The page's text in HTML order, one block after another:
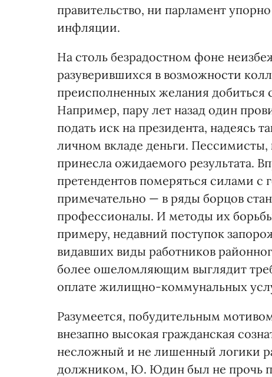
правительство, ни парламент
инфляции.
На столь безрадостном фоне
разуверившихся в возможности
преисполненных желания добиться
Например, пару лет назад один
подать иск на президента, надеясь
личном вкладе деньги. Пессимисты,
принесла ожидаемого результата.
претендентов померяться силами
примечательно — в ряды борцов
профессионалы. И методы их
примеру, недавний поступок
видавших виды работников
более ошеломляющим выглядит
оплате жилищно-коммунальных
Разумеется, побудительным
внезапно высокая гражданская
несложный и не лишенный логики
должником, Ю. Юдин был не прочь